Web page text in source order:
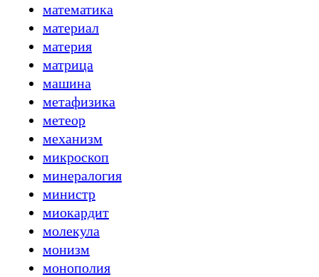
математика
материал
материя
матрица
машина
метафизика
метеор
механизм
микроскоп
минералогия
министр
миокардит
молекула
монизм
монополия